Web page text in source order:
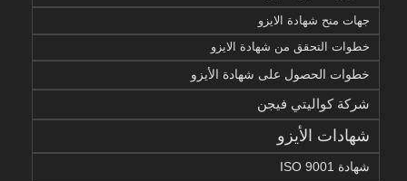
جهات منح شهادة الايزو
خطوات التحقق من شهادة الايزو
خطوات الحصول على شهادة الأيزو
شركة كواليتي فيجن
شهادات الأيزو
شهادة ISO 9001